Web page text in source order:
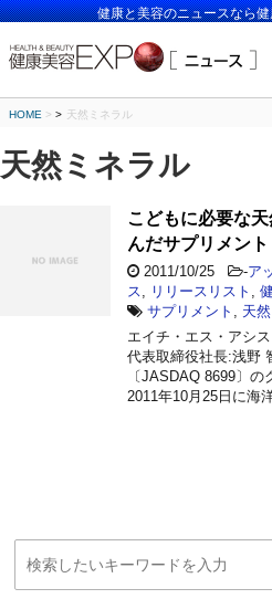
健康と美容のニュースなら
HOME > 天然ミネラル
天然ミネラル
こどもに必要な
んだサプリメント
2011/10/25 -ア
ス
リリースリスト
サプリメント
天
エイチ・エス・アシ
代表取締役社長:浅野
〔JASDAQ 8699〕の
2011年10月25日に海